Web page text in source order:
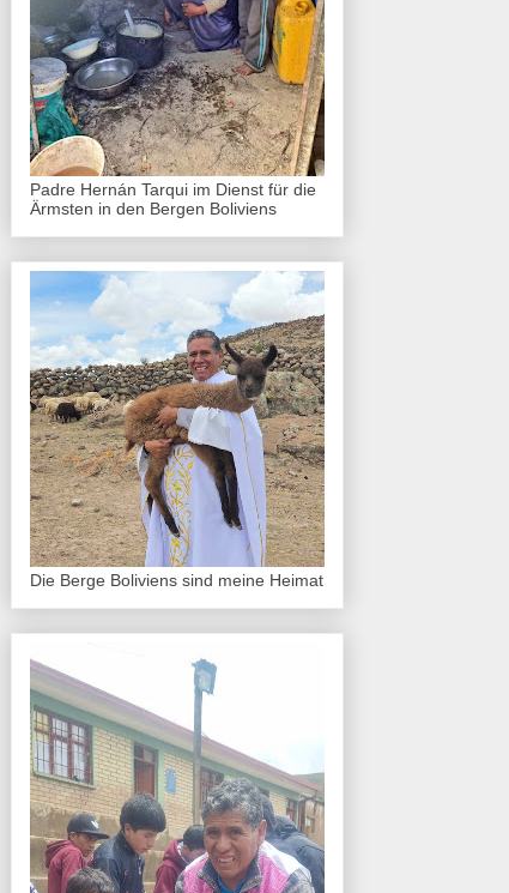
Padre Hernán Tarqui im Dienst für die
Ärmsten in den Bergen Boliviens
Die Berge Boliviens sind meine Heimat